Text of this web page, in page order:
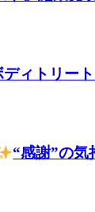
ィトリー
“感謝”の気